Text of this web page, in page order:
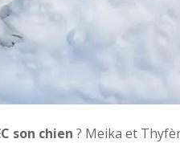
son chien ? Meika et